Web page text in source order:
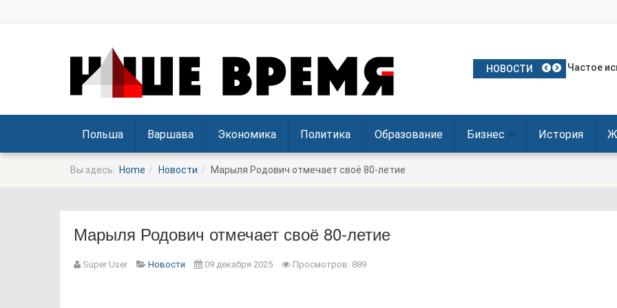
НОВОСТИ План
Частое
Польские
Посол
Польша
Польша Варшава Экономика Политика Образование Бизнес История
Вы здесь: Home Новости Марыля Родович отмечает своё 80-летие
Марыля Родович отмечает своё 80-летие
Super User Новости 09 декабря 2025 Просмотров: 889
PrevNext